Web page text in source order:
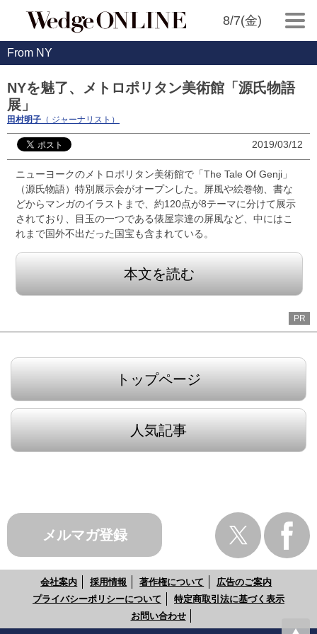
8/7(金)
From NY
NYを魅了、メトロポリタン美術館「源氏物語
展」
田村明子 （ ジャーナリスト）
2019/03/12
ニューヨークのメトロポリタン美術館で「The Tale Of Genji」
（源氏物語）特別展示会がオープンした。屏風や絵巻物、書な
どからマンガのイラストまで、約120点が8テーマに分けて展示
されており、目玉の一つである俵屋宗達の屏風など、中にはこ
れまで国外不出だった国宝も含まれている。
本文を読む
PR
トップページ
人気記事
メルマガ登録
会社案内 採用情報 著作権について
広告のご案内
プライバシーポリシーについて
特定商取引法に基づく表示
お問い合わせ